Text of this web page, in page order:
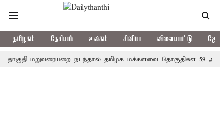
தமிழகம் தேசியம் உலகம் சினிமா விளையாட்டு
மறுவரையறை நடந்தால் தமிழக மக்களவை தொகுதிகள் 59 ஆக